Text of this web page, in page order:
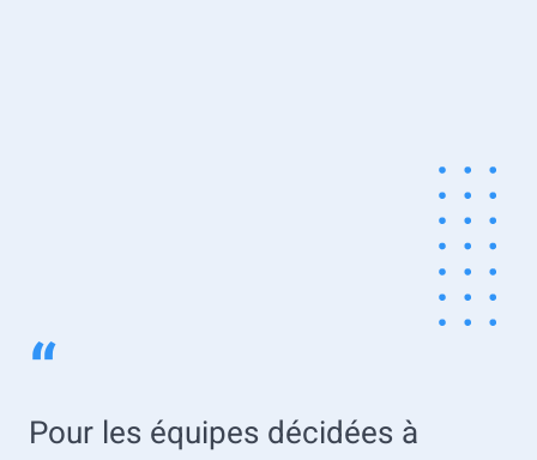
“
Pour les équipes décidées à